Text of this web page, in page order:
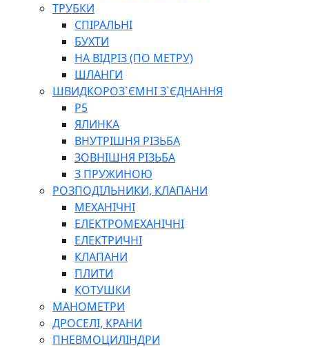
ТРУБКИ
СПІРАЛЬНІ
БУХТИ
НА ВІДРІЗ (ПО МЕТРУ)
ШЛАНГИ
ШВИДКОРОЗ`ЄМНІ З`ЄДНАННЯ
P5
ЯЛИНКА
ВНУТРІШНЯ РІЗЬБА
ЗОВНІШНЯ РІЗЬБА
З ПРУЖИНОЮ
РОЗПОДІЛЬНИКИ, КЛАПАНИ
МЕХАНІЧНІ
ЕЛЕКТРОМЕХАНІЧНІ
ЕЛЕКТРИЧНІ
КЛАПАНИ
ПЛИТИ
КОТУШКИ
МАНОМЕТРИ
ДРОСЕЛІ, КРАНИ
ПНЕВМОЦИЛІНДРИ